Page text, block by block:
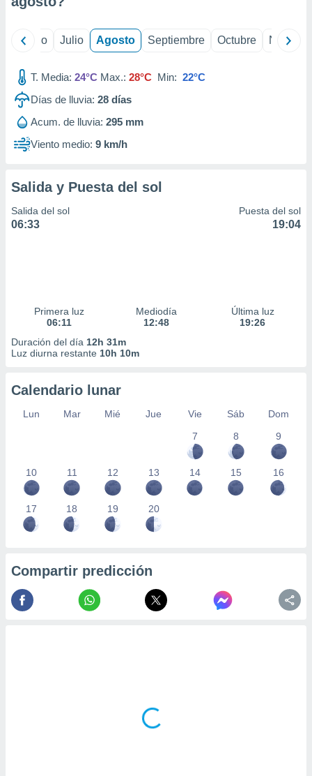
mediante
publicidad
publicidad
1199
Junio Julio Agosto Septiembre Octubre
T. Media: 24°C Max.: 28°C Min: 22°C
Días de lluvia: 28 días
Acum. de lluvia: 295 mm
Viento medio: 9 km/h
Salida y Puesta del sol
Salida del sol
06:33
Puesta del sol
19:04
Primera luz
06:11
Mediodía
12:48
Última luz
19:26
Duración del día 12h 31m
Luz diurna restante 10h 10m
Calendario lunar
Lun Mar Mié Jue Vie Sáb
Dom
7
8 9
10 11 12 13 14 15 16
17 18 19 20
Compartir predicción